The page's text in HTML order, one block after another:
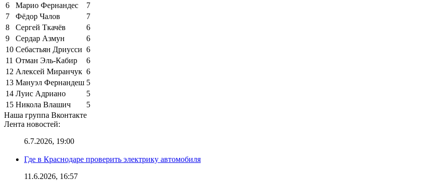
6
Марио Фернандес
7
7
Фёдор Чалов
7
8
Сергей Ткачёв
6
9
Сердар Азмун
6
10 Себастьян Дриусси 6
11 Отман Эль-Кабир
6
12 Алексей Миранчук 6
13 Мануэл Фернандеш 5
14 Луис Адриано
5
15 Никола Влашич
5
Наша группа Вконтакте
Лента новостей:
6.7.2026, 19:00
Где в Краснодаре проверить электрику автомобиля
11.6.2026, 16:57